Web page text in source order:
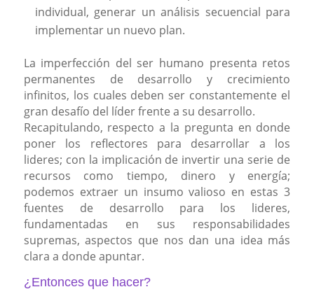
individual, generar un análisis secuencial para
implementar un nuevo plan.
La imperfección del ser humano presenta retos
permanentes de desarrollo y crecimiento
infinitos, los cuales deben ser constantemente el
gran desafío del líder frente a su desarrollo.
Recapitulando, respecto a la pregunta en donde
poner los reflectores para desarrollar a los
lideres; con la implicación de invertir una serie de
recursos como tiempo, dinero y energía;
podemos extraer un insumo valioso en estas 3
fuentes de desarrollo para los lideres,
fundamentadas en sus responsabilidades
supremas, aspectos que nos dan una idea más
clara a donde apuntar.
¿Entonces que hacer?